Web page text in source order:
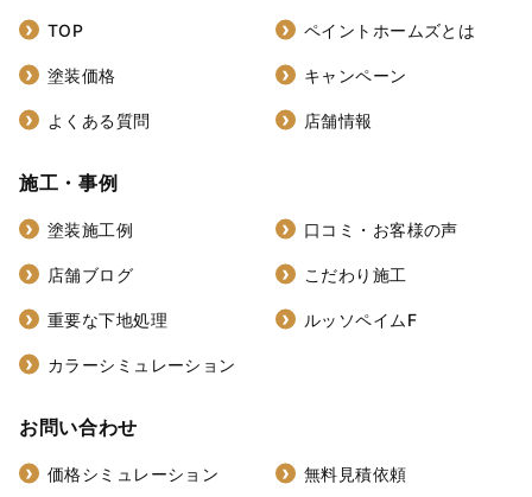
TOP ペイントホームズとは
塗装価格 キャンペーン
よくある質問 店舗情報
施工・事例
塗装施工例 口コミ・お客様の声
店舗ブログ こだわり施工
重要な下地処理 ルッソペイムF
カラーシミュレーション
お問い合わせ
価格シミュレーション 無料見積依頼